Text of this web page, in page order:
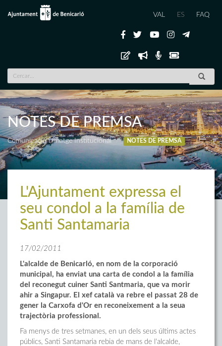
VAL ES FAQ
NOTES DE PREMSA
Comunicació i Imatge Institucional NOTES DE PREMSA
L'Ajuntament expressa el
seu condol a la família de
Santi Santamaria
17/02/2011
L'alcalde de Benicarló, en nom de la corporació
municipal, ha enviat una carta de condol a la família
del reconegut cuiner Santi Santmaria, que va morir
ahir a Singapur. El xef català va rebre el passat 28 de
gener la Carxofa d'Or en reconeixement a la seua
trajectòria professional.
Fa menys de tres setmanes, en un dels seus últims actes
públics, Santi Santamaria rebia de mans de l'alcalde,